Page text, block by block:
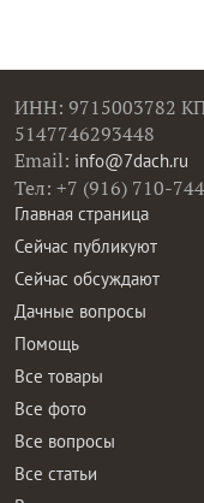
ИНН: 9715003782
5147746293448
Email: info@7dach.ru
Тел: +7 (916) 710-
Главная страница
Сейчас публикуют
Сейчас обсуждают
Дачные вопросы
Помощь
Все товары
Все фото
Все вопросы
Все статьи